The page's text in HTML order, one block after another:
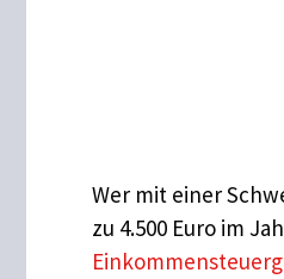
Wer mit einer
zu 4.500 Euro im